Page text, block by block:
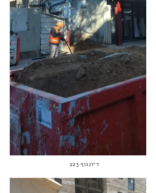
דיזנגוף 223